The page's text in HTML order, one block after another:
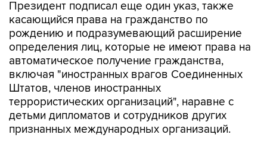
Президент подписал еще один указ, также
касающийся права на гражданство по
рождению и подразумевающий расширение
определения лиц, которые не имеют права на
автоматическое получение гражданства,
включая "иностранных врагов Соединенных
Штатов, членов иностранных
террористических организаций", наравне с
детьми дипломатов и сотрудников других
признанных международных организаций.